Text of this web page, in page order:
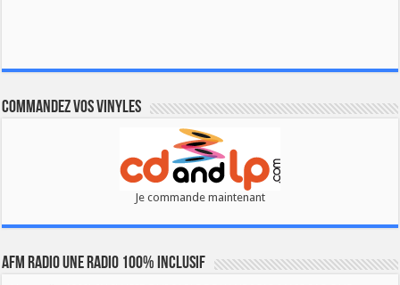
Commandez vos vinyles
Je commande maintenant
AFM RADIO UNE RADIO 100% INCLUSIF